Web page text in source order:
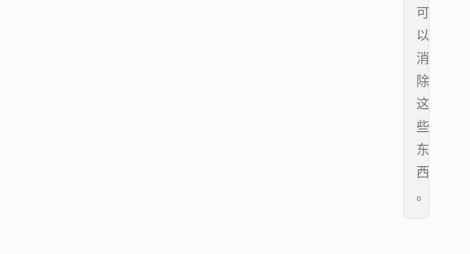
可
以
消
除
这
些
东
西
。